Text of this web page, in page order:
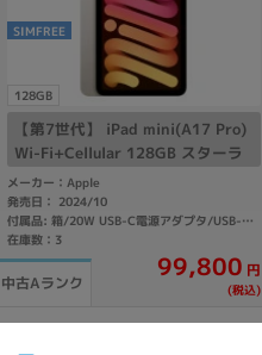
128GB
SIMFREE
【第7世代】 iPad mini(A17 Pro)
Wi-Fi+Cellular 128GB スターラ
イト MXPQ3J/A A2995 【国内版
SIMフリー】
メーカー：Apple
発売日： 2024/10
付属品: 箱/20W USB-C電源アダプタ/USB-C充電ケーブル(1m)/マニュアル
在庫数：3
中古Aランク
99,800 円
(税込)